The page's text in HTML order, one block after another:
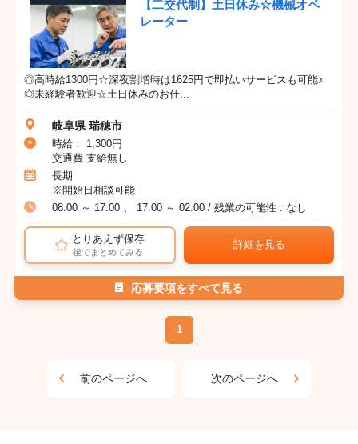
【二交代制】土日休み☆機械オペ
レーター
◎高時給1300円☆深夜割増時は1625円で即払いサービスも可能♪
◎未経験者歓迎☆土日休みのお仕...
岐阜県 瑞穂市
時給： 1,300円
交通費 支給無し
長期
※開始日相談可能
08:00 ～ 17:00 、 17:00 ～ 02:00 / 残業の可能性 : なし
とりあえず保存
後でまとめてみる
詳細を見る
応募要項をすべて見る
1
前のページへ 次のページへ